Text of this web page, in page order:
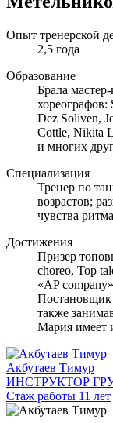
Опыт тренерской
2,5 года
Образование
Брала
хореографов:
Dez Soliven,
Cottle, Nikita
и многих
Специализация
Тренер по
возрастов;
чувства ритма
Достижения
Призер
choreo, Top
«AP
Постановщик
также
Мария имеет
Акбутаев Тимур
ИНСТРУКТОР
Стаж работы 11 лет